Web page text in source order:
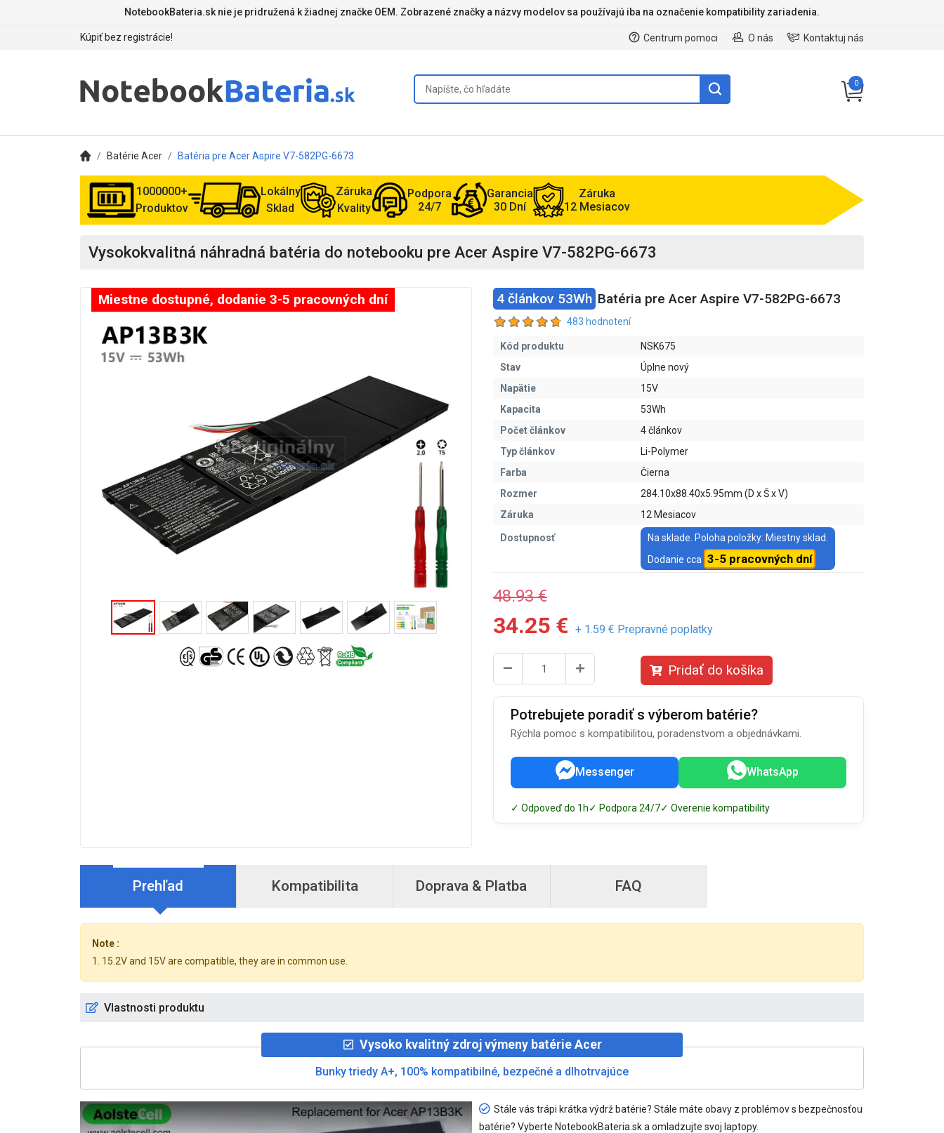
NotebookBateria.sk nie je pridružená k žiadnej značke OEM. Zobrazené značky a názvy modelov sa používajú iba na označenie kompatibility zariadenia.
Kúpiť bez registrácie! Kontaktuj nás
O nás
Centrum pomoci
0
Batérie Acer Batéria pre Acer Aspire V7-582PG-6673
1000000+
Produktov
Lokálny
Sklad
Záruka
Kvality
Podpora
24/7
Garancia
30 Dní
Záruka
12 Mesiacov
Vysokokvalitná náhradná batéria do notebooku pre Acer Aspire V7-582PG-6673
Miestne dostupné, dodanie 3-5 pracovných dní 4 článkov 53Wh Batéria pre Acer Aspire V7-582PG-6673
483 hodnotení
Kód produktu
NSK675
Stav
Úplne nový
Napätie
15V
Kapacita
53Wh
Počet článkov
4 článkov
Typ článkov
Li-Polymer
Farba
Čierna
Rozmer
284.10x88.40x5.95mm (D x Š x V)
Záruka
12 Mesiacov
Dostupnosť
Na sklade. Poloha položky: Miestny sklad.
Dodanie cca 3-5 pracovných dní
48.93 €
34.25 € + 1.59 € Prepravné poplatky
Pridať do košíka
Potrebujete poradiť s výberom batérie?
Rýchla pomoc s kompatibilitou, poradenstvom a objednávkami.
Messenger WhatsApp
✓ Odpoveď do 1h✓ Podpora 24/7✓ Overenie kompatibility
Prehľad Kompatibilita Doprava & Platba FAQ
Note :
1. 15.2V and 15V are compatible, they are in common use.
Vlastnosti produktu
Vysoko kvalitný zdroj výmeny batérie Acer
Bunky triedy A+, 100% kompatibilné, bezpečné a dlhotrvajúce
Stále vás trápi krátka výdrž batérie? Stále máte obavy z problémov s bezpečnosťou
batérie? Vyberte NotebookBateria.sk a omladzujte svoj laptopy.